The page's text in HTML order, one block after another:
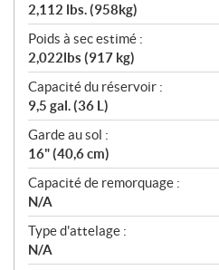
2,112 lbs. (958kg)
Poids à sec estimé :
2,022lbs (917 kg)
Capacité du réservoir :
9,5 gal. (36 L)
Garde au sol :
16" (40,6 cm)
Capacité de remorquage :
N/A
Type d'attelage :
N/A